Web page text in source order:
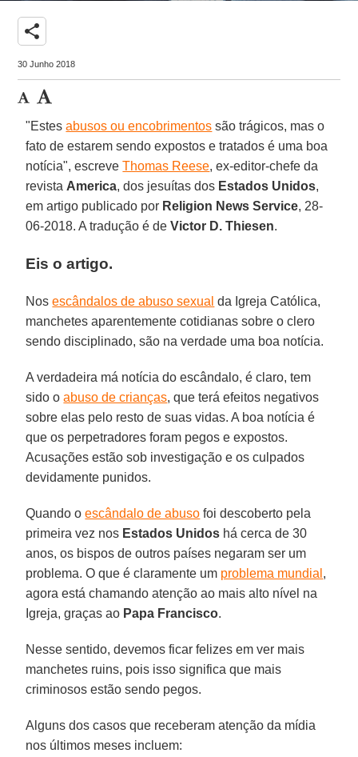
share
30 Junho 2018
"Estesabusos ou encobrimentos são trágicos, mas o
fato de estarem sendo expostos e tratados é uma boa
notícia", escreveThomas Reese, ex-editor-chefe da
revista America, dos jesuítas dos Estados Unidos,
em artigo publicado por Religion News Service, 28-
06-2018. A tradução é deVictor D. Thiesen.
Eis o artigo.
Nosescândalos de abuso sexual da Igreja Católica,
manchetes aparentemente cotidianas sobre o clero
sendo disciplinado, são na verdade uma boa notícia.
A verdadeira má notícia do escândalo, é claro, tem
sido oabuso de crianças, que terá efeitos negativos
sobre elas pelo resto de suas vidas. A boa notícia é
que os perpetradores foram pegos e expostos.
Acusações estão sob investigação e os culpados
devidamente punidos.
Quando oescândalo de abuso foi descoberto pela
primeira vez nos Estados Unidos há cerca de 30
anos, os bispos de outros países negaram ser um
problema. O que é claramente um problema mundial ,
agora está chamando atenção ao mais alto nível na
Igreja, graças ao Papa Francisco.
Nesse sentido, devemos ficar felizes em ver mais
manchetes ruins, pois isso significa que mais
criminosos estão sendo pegos.
Alguns dos casos que receberam atenção da mídia
nos últimos meses incluem: